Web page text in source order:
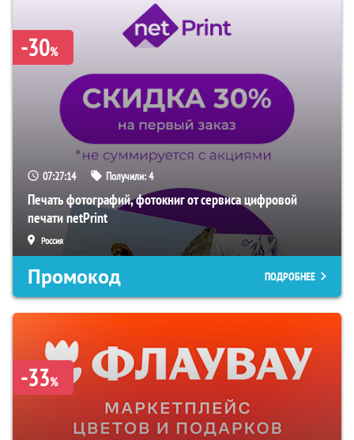
-30%
07:27:13 Получили:4
Печать фотографий, фотокниг от сервиса цифровой
печати netPrint
Россия
Промокод ПОДРОБНЕЕ
-33%